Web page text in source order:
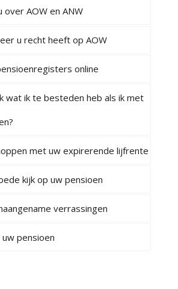
over AOW en ANW
u recht heeft op AOW
online
wat ik te besteden heb als ik met
met uw expirerende lijfrente
kijk op uw pensioen
verrassingen
pensioen